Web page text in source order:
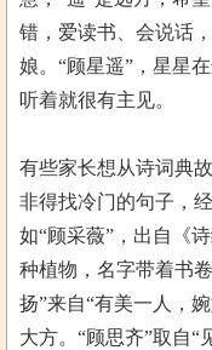
错，爱读书、会说话
娘。“顾星遥”，星星
听着就很有主见。
有些家长想从诗词典
非得找冷门的句子，
如“顾采薇”，出自《
种植物，名字带着书
扬”来自“有美一人，
大方。“顾思齐”取自“